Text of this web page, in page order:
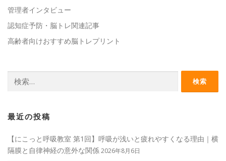
管理者インタビュー
認知症予防・脳トレ関連記事
高齢者向けおすすめ脳トレプリント
索:
最近の投稿
【にこっと呼吸教室 第1回】呼吸が浅いと疲れやすくなる理由｜横
隔膜と自律神経の意外な関係2026年8月6日